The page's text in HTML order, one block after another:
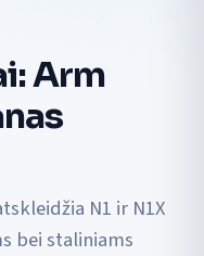
Arm
N1 ir N1X
bei staliniams